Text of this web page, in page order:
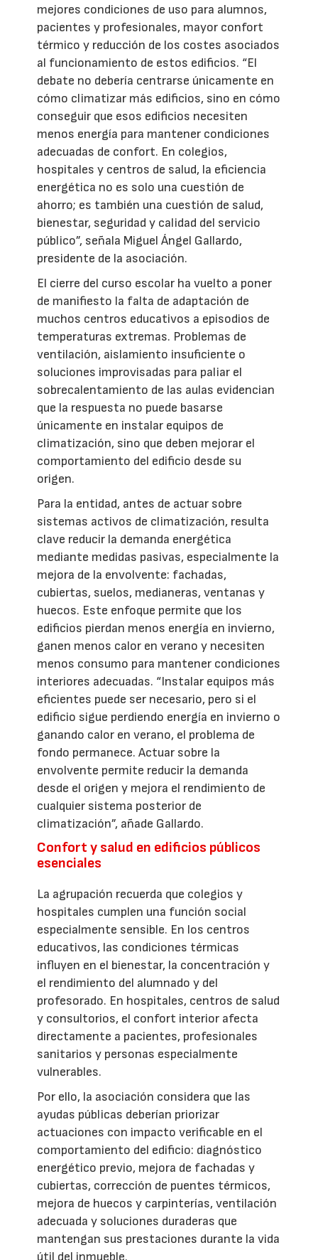
mejores condiciones de uso para alumnos,
pacientes y profesionales, mayor confort
térmico y reducción de los costes asociados
al funcionamiento de estos edificios. “El
debate no debería centrarse únicamente en
cómo climatizar más edificios, sino en cómo
conseguir que esos edificios necesiten
menos energía para mantener condiciones
adecuadas de confort. En colegios,
hospitales y centros de salud, la eficiencia
energética no es solo una cuestión de
ahorro; es también una cuestión de salud,
bienestar, seguridad y calidad del servicio
público”, señala Miguel Ángel Gallardo,
presidente de la asociación.
El cierre del curso escolar ha vuelto a poner
de manifiesto la falta de adaptación de
muchos centros educativos a episodios de
temperaturas extremas. Problemas de
ventilación, aislamiento insuficiente o
soluciones improvisadas para paliar el
sobrecalentamiento de las aulas evidencian
que la respuesta no puede basarse
únicamente en instalar equipos de
climatización, sino que deben mejorar el
comportamiento del edificio desde su
origen.
Para la entidad, antes de actuar sobre
sistemas activos de climatización, resulta
clave reducir la demanda energética
mediante medidas pasivas, especialmente la
mejora de la envolvente: fachadas,
cubiertas, suelos, medianeras, ventanas y
huecos. Este enfoque permite que los
edificios pierdan menos energía en invierno,
ganen menos calor en verano y necesiten
menos consumo para mantener condiciones
interiores adecuadas. “Instalar equipos más
eficientes puede ser necesario, pero si el
edificio sigue perdiendo energía en invierno o
ganando calor en verano, el problema de
fondo permanece. Actuar sobre la
envolvente permite reducir la demanda
desde el origen y mejora el rendimiento de
cualquier sistema posterior de
climatización”, añade Gallardo.
Confort y salud en edificios públicos
esenciales
La agrupación recuerda que colegios y
hospitales cumplen una función social
especialmente sensible. En los centros
educativos, las condiciones térmicas
influyen en el bienestar, la concentración y
el rendimiento del alumnado y del
profesorado. En hospitales, centros de salud
y consultorios, el confort interior afecta
directamente a pacientes, profesionales
sanitarios y personas especialmente
vulnerables.
Por ello, la asociación considera que las
ayudas públicas deberían priorizar
actuaciones con impacto verificable en el
comportamiento del edificio: diagnóstico
energético previo, mejora de fachadas y
cubiertas, corrección de puentes térmicos,
mejora de huecos y carpinterías, ventilación
adecuada y soluciones duraderas que
mantengan sus prestaciones durante la vida
útil del inmueble.